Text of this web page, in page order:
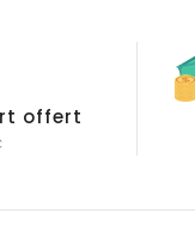
offert